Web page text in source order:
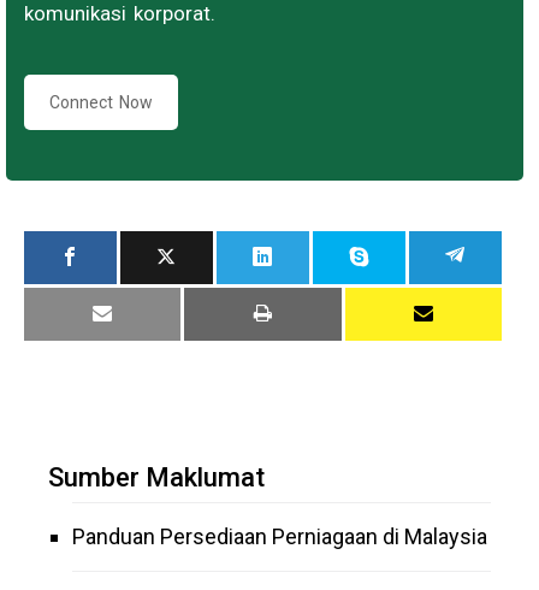
komunikasi korporat.
Connect Now
Sumber Maklumat
Panduan Persediaan Perniagaan di Malaysia